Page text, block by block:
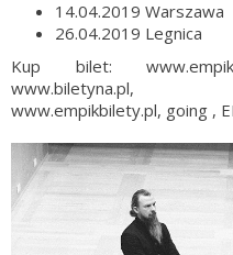
14.04.2019 Warszawa
26.04.2019 Legnica
Kup bilet:
www.biletyna.pl,
www.empikbilety.pl, going ,